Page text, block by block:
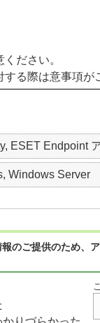
ださい。
る際は意事項が
ESET Endpoint
Windows Server
報のご提供のため